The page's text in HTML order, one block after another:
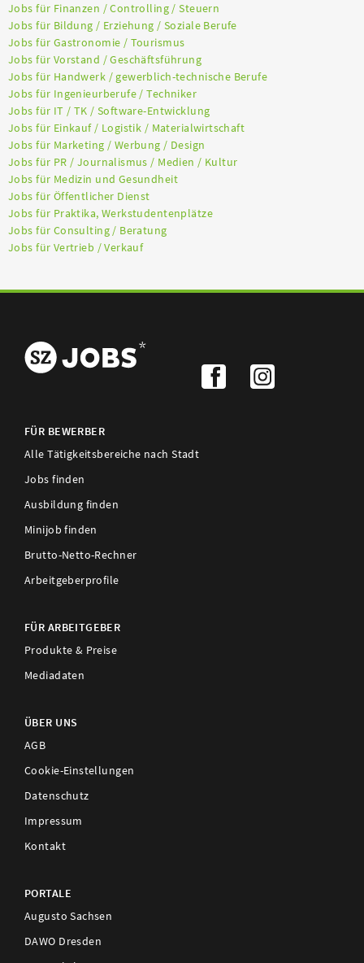
Jobs für Finanzen / Controlling / Steuern
Jobs für Bildung / Erziehung / Soziale Berufe
Jobs für Gastronomie / Tourismus
Jobs für Vorstand / Geschäftsführung
Jobs für Handwerk / gewerblich-technische Berufe
Jobs für Ingenieurberufe / Techniker
Jobs für IT / TK / Software-Entwicklung
Jobs für Einkauf / Logistik / Materialwirtschaft
Jobs für Marketing / Werbung / Design
Jobs für PR / Journalismus / Medien / Kultur
Jobs für Medizin und Gesundheit
Jobs für Öffentlicher Dienst
Jobs für Praktika, Werkstudentenplätze
Jobs für Consulting / Beratung
Jobs für Vertrieb / Verkauf
FÜR BEWERBER
Alle Tätigkeitsbereiche nach Stadt
Jobs finden
Ausbildung finden
Minijob finden
Brutto-Netto-Rechner
Arbeitgeberprofile
FÜR ARBEITGEBER
Produkte & Preise
Mediadaten
ÜBER UNS
AGB
Cookie-Einstellungen
Datenschutz
Impressum
Kontakt
PORTALE
Augusto Sachsen
DAWO Dresden